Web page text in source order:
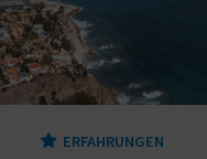
ERFAHRUNGEN